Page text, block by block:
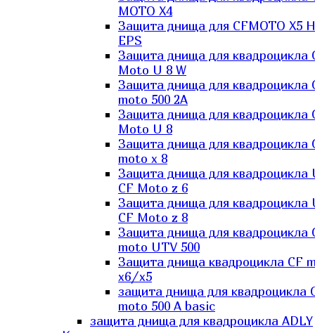
MOTO X4
Защита днища для CFMOTO X5
EPS
Защита днища для квадроцикла
Moto U 8 W
Защита днища для квадроцикла
moto 500 2A
Защита днища для квадроцикла
Moto U 8
Защита днища для квадроцикла
moto x 8
Защита днища для квадроцикла
CF Moto z 6
Защита днища для квадроцикла
CF Moto z 8
Защита днища для квадроцикла
moto UTV 500
Защита днища квадроцикла СF
x6/x5
защита днища для квадроцикла
moto 500 A basic
защита днища для квадроцикла ADLY